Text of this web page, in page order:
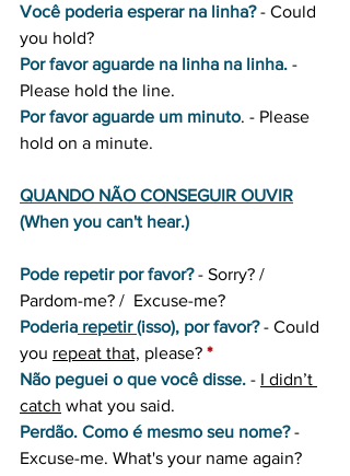
Você poderia esperar na linha? - Could
you hold?
Por favor aguarde na linha na linha. -
Please hold the line.
Por favor aguarde um minuto. - Please
hold on a minute.
QUANDO NÃO CONSEGUIR OUVIR
(When you can't hear.)
Pode repetir por favor? - Sorry? /
Pardom-me? /  Excuse-me?
Poderia repetir (isso), por favor? - Could
you repeat that, please? *
Não peguei o que você disse. - I didn’t
catch what you said.
Perdão. Como é mesmo seu nome? -
Excuse-me. What's your name again?